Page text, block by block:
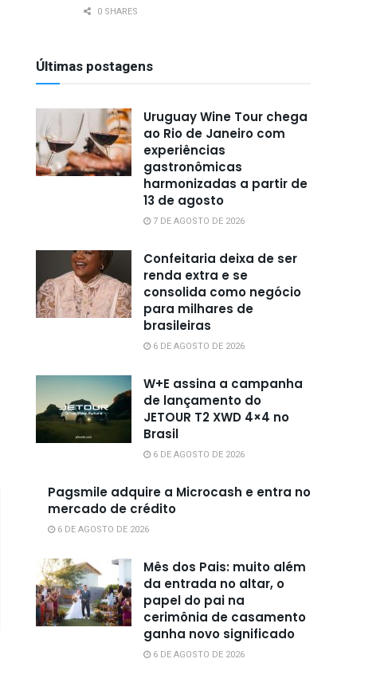
0 SHARES
Últimas postagens
Uruguay Wine Tour chega
ao Rio de Janeiro com
experiências
gastronômicas
harmonizadas a partir de
13 de agosto
7 DE AGOSTO DE 2026
Confeitaria deixa de ser
renda extra e se
consolida como negócio
para milhares de
brasileiras
6 DE AGOSTO DE 2026
W+E assina a campanha
de lançamento do
JETOUR T2 XWD 4×4 no
Brasil
6 DE AGOSTO DE 2026
Pagsmile adquire a Microcash e entra no
mercado de crédito
6 DE AGOSTO DE 2026
Mês dos Pais: muito além
da entrada no altar, o
papel do pai na
cerimônia de casamento
ganha novo significado
6 DE AGOSTO DE 2026